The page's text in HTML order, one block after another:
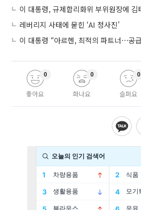
레버리지 사태에 묻힌 ‘AI 청사진’
좋아요
0
화나요
0
슬퍼요
0